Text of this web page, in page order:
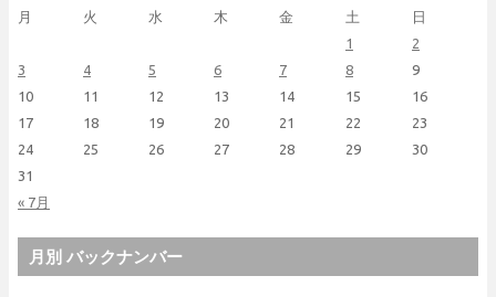
月
火 水 木 金 土 日
« 7月
1
2
3
4 5 6 7 8
9
10
11 12 13 14 15
16
17
18 19 20 21 22
23
24
25 26 27 28 29
30
31
月別 バックナンバー